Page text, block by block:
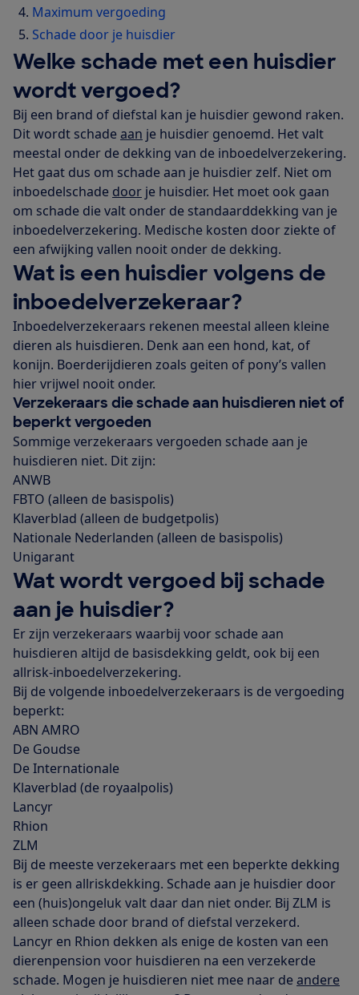
Maximum vergoeding
Schade door je huisdier
Welke schade met een huisdier
wordt vergoed?
Bij een brand of diefstal kan je huisdier gewond raken.
Dit wordt schadeaan je huisdier genoemd. Het valt
meestal onder de dekking van de inboedelverzekering.
Het gaat dus om schade aan je huisdier zelf. Niet om
inboedelschade door je huisdier. Het moet ook gaan
om schade die valt onder de standaarddekking van je
inboedelverzekering. Medische kosten door ziekte of
een afwijking vallen nooit onder de dekking.
Wat is een huisdier volgens de
inboedelverzekeraar?
Inboedelverzekeraars rekenen meestal alleen kleine
dieren als huisdieren. Denk aan een hond, kat, of
konijn. Boerderijdieren zoals geiten of pony’s vallen
hier vrijwel nooit onder.
Verzekeraars die schade aan huisdieren niet of
beperkt vergoeden
Sommige verzekeraars vergoeden schade aan je
huisdieren niet. Dit zijn:
ANWB
FBTO (alleen de basispolis)
Klaverblad (alleen de budgetpolis)
Nationale Nederlanden (alleen de basispolis)
Unigarant
Wat wordt vergoed bij schade
aan je huisdier?
Er zijn verzekeraars waarbij voor schade aan
huisdieren altijd de basisdekking geldt, ook bij een
allrisk-inboedelverzekering.
Bij de volgende inboedelverzekeraars is de vergoeding
beperkt:
ABN AMRO
De Goudse
De Internationale
Klaverblad (de royaalpolis)
Lancyr
Rhion
ZLM
Bij de meeste verzekeraars met een beperkte dekking
is er geen allriskdekking. Schade aan je huisdier door
een (huis)ongeluk valt daar dan niet onder. Bij ZLM is
alleen schade door brand of diefstal verzekerd.
Lancyr en Rhion dekken als enige de kosten van een
dierenpension voor huisdieren na een verzekerde
schade. Mogen je huisdieren niet mee naar deandere